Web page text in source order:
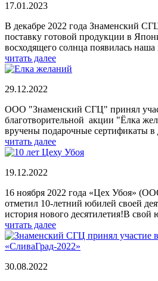
17.01.2023
В декабре 2022 года Знаменский
поставку готовой продукции в
восходящего солнца появилась наша
читать далее
29.12.2022
ООО "Знаменский СГЦ" принял
благотворительной акции "Ёлка
вручены подарочные сертификаты в
читать далее
19.12.2022
16 ноября 2022 года «Цех Убоя»
отметил 10-летний юбилей своей
история нового десятилетия!В
читать далее
30.08.2022